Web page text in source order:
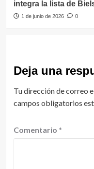
integra la lista de
1 de junio de 2026 0
Deja una
Tu dirección de correo
campos obligatorios
Comentario *